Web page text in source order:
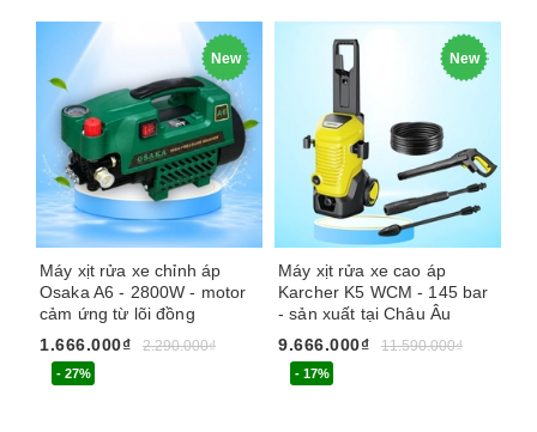
New
Máy xịt rửa xe chỉnh áp
Osaka A6 - 2800W - motor
cảm ứng từ lõi đồng
1.666.000₫
2.290.000₫
- 27%
New
Máy xịt rửa xe cao áp
Karcher K5 WCM - 145 bar
- sản xuất tại Châu Âu
9.666.000₫
11.590.000₫
- 17%